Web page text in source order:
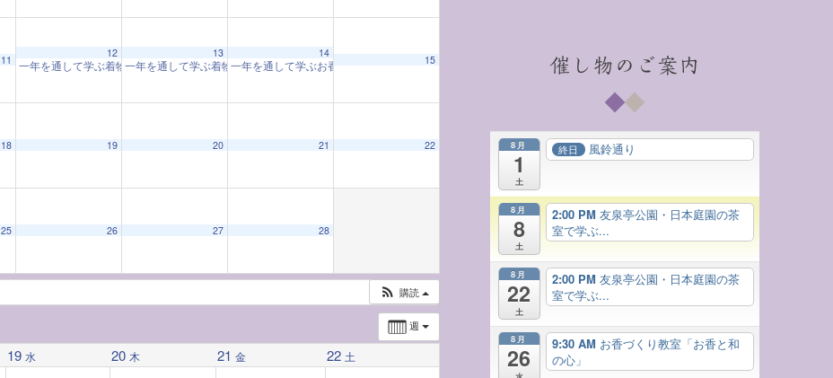
11
12
一年を通して学ぶ着物教室「着物と和の心」(202502-12回) 10:00 AM
13
一年を通して学ぶ着物教室「着物と和の心」(202502-12回) 10:00 AM
14
一年を通して学ぶお香づくり教室「お香と和の心」
15
18 19 20 21 22
25 26 27 28
購読
週
19 水 20 木 21 金 22 土
催し物のご案内
8月
1
土
終日 風鈴通り
8月
8
土
2:00 PM 友泉亭公園・日本庭園の茶
室で学ぶ...
8月
22
土
2:00 PM 友泉亭公園・日本庭園の茶
室で学ぶ...
8月
26
9:30 AM お香づくり教室「お香と和
の心」